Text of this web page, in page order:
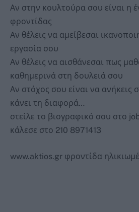
Αν στην κουλτούρα σου είναι η
φροντίδας
Αν θέλεις να αμείβεσαι
εργασία σου
Αν θέλεις να αισθάνεσαι πως
καθημερινά στη δουλειά σου
Αν στόχος σου είναι να ανήκεις
κάνει τη διαφορά…
στείλε το βιογραφικό σου στο
κάλεσε στο 210 8971413
www.aktios.gr φροντίδα